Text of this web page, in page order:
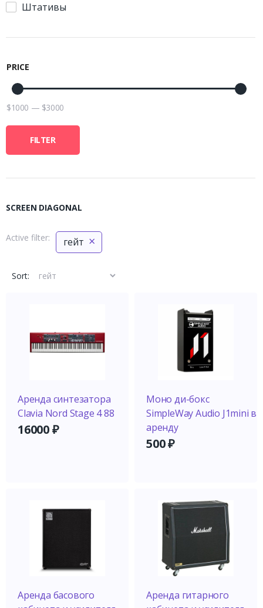
Штативы
PRICE
$1000 — $3000
FILTER
SCREEN DIAGONAL
Sort:
Active filter: гейт ×
Аренда синтезатора
Clavia Nord Stage 4 88
16000₽
Моно ди-бокс
SimpleWay Audio J1mini в
аренду
500₽
Аренда басового
Аренда гитарного